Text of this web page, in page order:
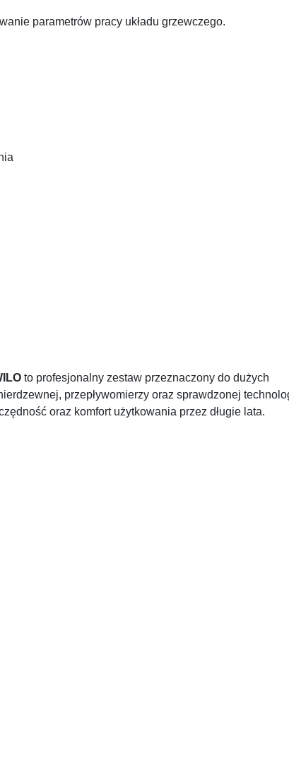
parametrów pracy układu grzewczego.
to profesjonalny zestaw przeznaczony do dużych
przepływomierzy oraz sprawdzonej
oraz komfort użytkowania przez długie lata.